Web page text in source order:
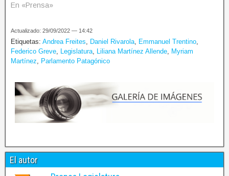
En «Prensa»
Actualizado: 29/09/2022 — 14:42
Etiquetas: Andrea Freites Daniel Rivarola Emmanuel Trentino
Federico Greve Legislatura Liliana Martínez Allende Myriam
Martínez
Parlamento Patagónico
El autor